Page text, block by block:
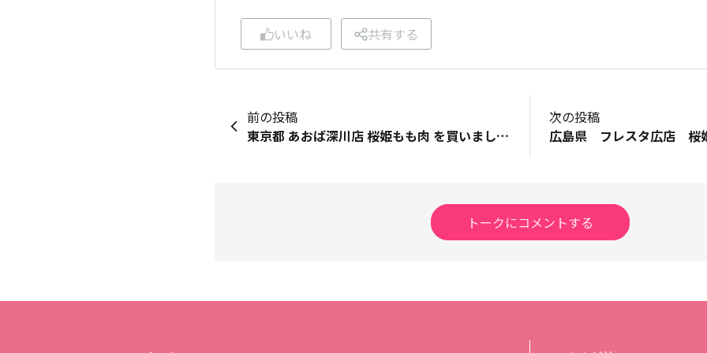
いいね 共有する
前の投稿
東京都 あおば深川店 桜姫もも肉 を買いました。
次の投稿
トークにコメントする